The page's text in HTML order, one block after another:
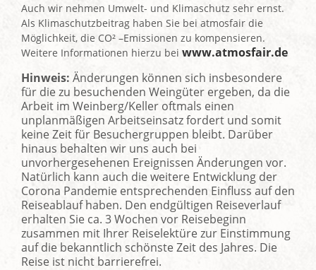
Auch wir nehmen Umwelt- und Klimaschutz sehr ernst.
Als Klimaschutzbeitrag haben Sie bei atmosfair die
Möglichkeit, die CO² –Emissionen zu kompensieren.
Weitere Informationen hierzu bei www.atmosfair.de
Hinweis: Änderungen können sich insbesondere
für die zu besuchenden Weingüter ergeben, da die
Arbeit im Weinberg/Keller oftmals einen
unplanmäßigen Arbeitseinsatz fordert und somit
keine Zeit für Besuchergruppen bleibt. Darüber
hinaus behalten wir uns auch bei
unvorhergesehenen Ereignissen Änderungen vor.
Natürlich kann auch die weitere Entwicklung der
Corona Pandemie entsprechenden Einfluss auf den
Reiseablauf haben. Den endgültigen Reiseverlauf
erhalten Sie ca. 3 Wochen vor Reisebeginn
zusammen mit Ihrer Reiselektüre zur Einstimmung
auf die bekanntlich schönste Zeit des Jahres. Die
Reise ist nicht barrierefrei.